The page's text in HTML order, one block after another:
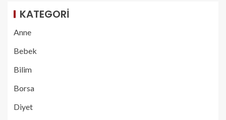
KATEGORI
Anne
Bebek
Bilim
Borsa
Diyet